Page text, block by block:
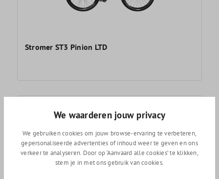
Stromer ST3 Pinion LTD
We waarderen jouw privacy
We gebruiken cookies om jouw browse-ervaring te verbeteren,
gepersonaliseerde advertenties of inhoud weer te geven en ons
verkeer te analyseren. Door op ‘Aanvaard alle cookies’ te klikken,
stem je in met ons gebruik van cookies.